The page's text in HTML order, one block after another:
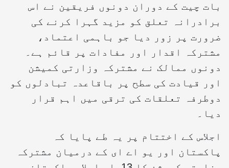
بات چیت کے دوران دونوں فریقین نے اس
برادرانہ تعلق کو مزید گہرا کرنے کی
ضرورت پر زور دیا جو باہمی اعتماد،
مشترکہ اقدار اور مفادات پر قائم ہے۔
دونوں ممالک نے مشترکہ وزارتی کمیشن
اور قیادت کی سطح پر باقاعدہ تبادلوں کو
دوطرفہ تعلقات کی ترقی میں اہم قرار
دیا۔
اجلاس کے اختتام پر یہ طے پایا کہ
پاکستان اور یو اے ای کے درمیان مشترکہ